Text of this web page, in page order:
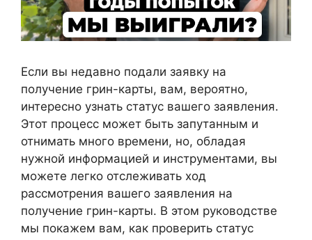
Если вы недавно подали заявку на
получение грин-карты, вам, вероятно,
интересно узнать статус вашего заявления.
Этот процесс может быть запутанным и
отнимать много времени, но, обладая
нужной информацией и инструментами, вы
можете легко отслеживать ход
рассмотрения вашего заявления на
получение грин-карты. В этом руководстве
мы покажем вам, как проверить статус